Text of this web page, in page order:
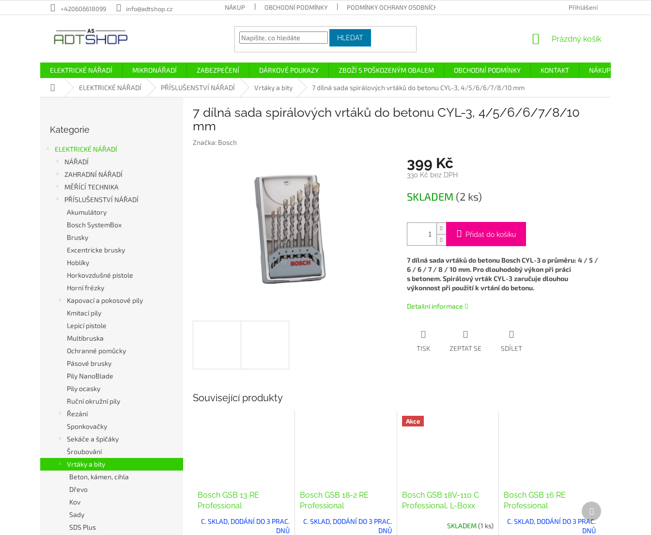
na
+420606618099 info@adtshop.cz NÁKUP OBCHODNÍ PODMÍNKY PODMÍNKY OCHRANY OSOBNÍCH ÚDAJŮ Přihlášení
HLEDAT
NÁKUPNÍ
Prázdný košík
ELEKTRICKÉ NÁŘADÍ MIKRONÁŘADÍ ZABEZPEČENÍ DÁRKOVÉ POUKAZY ZBOŽÍ S POŠKOZENÝM OBALEM OBCHODNÍ PODMÍNKY KONTAKT NÁKUP
Domů ELEKTRICKÉ NÁŘADÍ PŘÍSLUŠENSTVÍ NÁŘADÍ Vrtáky a bity 7 dílná sada spirálových vrtáků do betonu CYL-3, 4/5/6/6/7/8/10 mm
kategorie
Kategorie
ELEKTRICKÉ NÁŘADÍ
NÁŘADÍ
ZAHRADNÍ NÁŘADÍ
MĚŘÍCÍ TECHNIKA
PŘÍSLUŠENSTVÍ NÁŘADÍ
Akumulátory
Bosch SystemBox
Brusky
Excentricke brusky
Hoblíky
Horkovzdušné pistole
Horní frézky
Kapovací a pokosové pily
Kmitací pily
Lepicí pistole
Multibruska
Ochranné pomůcky
Pásové brusky
Pily NanoBlade
Pily ocasky
Ruční okružní pily
Řezání
Sponkovačky
Sekáče a špičáky
Šroubování
Vrtáky a bity
Beton, kámen, cihla
Dřevo
Kov
Sady
SDS Plus
7 dílná sada spirálových vrtáků do betonu CYL-3, 4/5/6/6/7/8/10
mm
Značka: Bosch
399 Kč
330 Kč bez DPH
cena:
SKLADEM (2 ks)
Přidat do košíku
7 dílná sada vrtáků do betonu Bosch CYL-3 o průměru: 4 / 5 /
6 / 6 / 7 / 8 / 10 mm. Pro dlouhodobý výkon při práci
s betonem. Spirálový vrták CYL-3 zaručuje dlouhou
výkonnost při použití k vrtání do betonu.
Detailní informace
TISK ZEPTAT SE SDÍLET
Související produkty
Bosch GSB 13 RE
Professional
C. SKLAD, DODÁNÍ DO 3 PRAC.
DNŮ
Bosch GSB 18-2 RE
Professional
C. SKLAD, DODÁNÍ DO 3 PRAC.
DNŮ
Akce
Bosch GSB 18V-110 C
Professional, L-Boxx
SKLADEM(1 ks)
Bosch GSB 16 RE
Professional
C. SKLAD, DODÁNÍ DO 3 PRAC.
DNŮ
Další
produkt